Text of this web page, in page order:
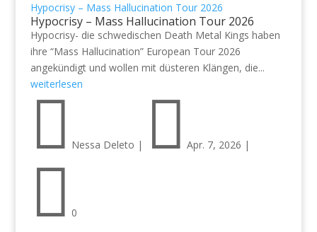
Hypocrisy – Mass Hallucination Tour 2026
Hypocrisy – Mass Hallucination Tour 2026
Hypocrisy- die schwedischen Death Metal Kings haben
ihre “Mass Hallucination” European Tour 2026
angekündigt und wollen mit düsteren Klängen, die...
weiterlesen
 Nessa Deleto |  Apr. 7, 2026 |
 0